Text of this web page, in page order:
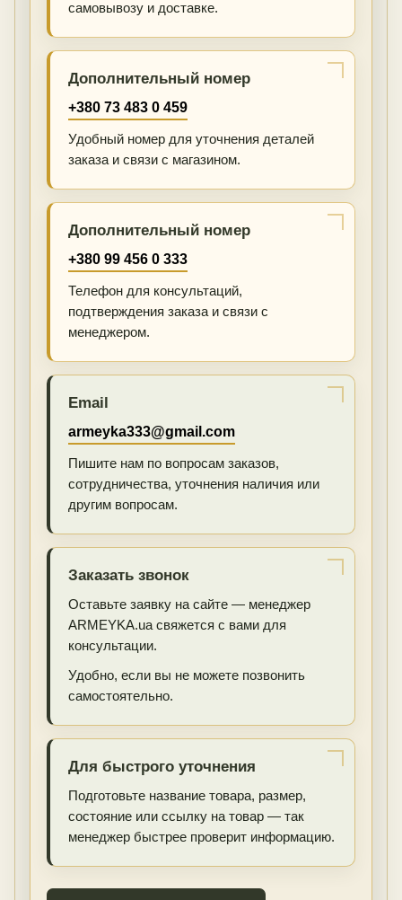
самовывозу и доставке.
Дополнительный номер
+380 73 483 0 459
Удобный номер для уточнения деталей
заказа и связи с магазином.
Дополнительный номер
+380 99 456 0 333
Телефон для консультаций,
подтверждения заказа и связи с
менеджером.
Email
armeyka333@gmail.com
Пишите нам по вопросам заказов,
сотрудничества, уточнения наличия или
другим вопросам.
Заказать звонок
Оставьте заявку на сайте — менеджер
ARMEYKA.ua свяжется с вами для
консультации.
Удобно, если вы не можете позвонить
самостоятельно.
Для быстрого уточнения
Подготовьте название товара, размер,
состояние или ссылку на товар — так
менеджер быстрее проверит информацию.